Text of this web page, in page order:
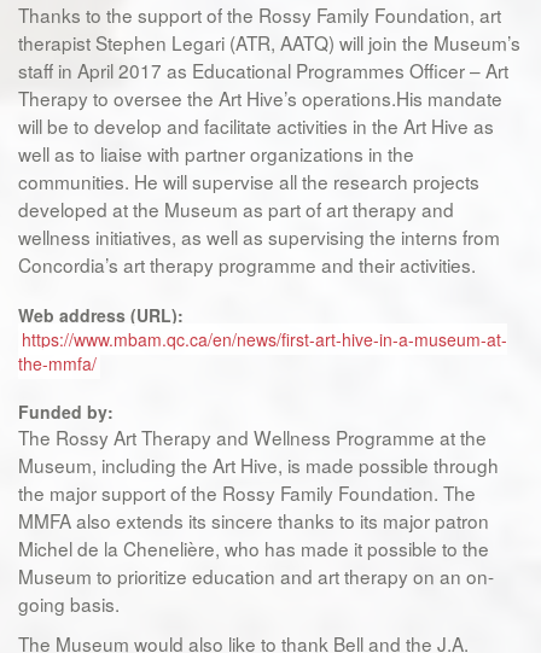
Thanks to the support of the Rossy Family Foundation, art
therapist Stephen Legari (ATR, AATQ) will join the Museum’s
staff in April 2017 as Educational Programmes Officer – Art
Therapy to oversee the Art Hive’s operations.His mandate
will be to develop and facilitate activities in the Art Hive as
well as to liaise with partner organizations in the
communities. He will supervise all the research projects
developed at the Museum as part of art therapy and
wellness initiatives, as well as supervising the interns from
Concordia’s art therapy programme and their activities.
Web address (URL):
https://www.mbam.qc.ca/en/news/first-art-hive-in-a-museum-at-
the-mmfa/
Funded by:
The Rossy Art Therapy and Wellness Programme at the
Museum, including the Art Hive, is made possible through
the major support of the Rossy Family Foundation. The
MMFA also extends its sincere thanks to its major patron
Michel de la Chenelière, who has made it possible to the
Museum to prioritize education and art therapy on an on-
going basis.
The Museum would also like to thank Bell and the J.A.